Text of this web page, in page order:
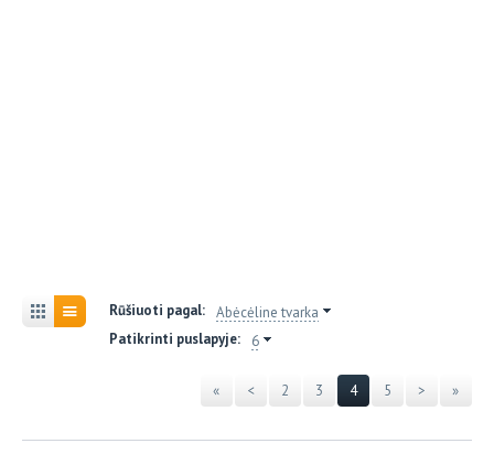
Rūšiuoti pagal: Abėcėline tvarka
Patikrinti puslapyje:
6
« < 2 3 4 5 > »